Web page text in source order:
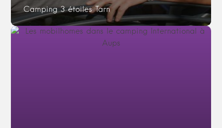
Camping 3 étoiles Tarn